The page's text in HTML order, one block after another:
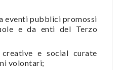
pubblici promossi
e da enti del Terzo
e social curate
volontari;